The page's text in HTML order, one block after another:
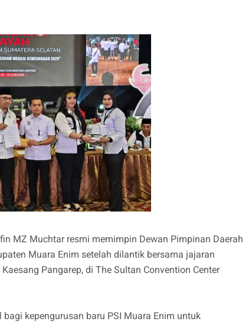
MZ Muchtar resmi memimpin Dewan Pimpinan Daerah
Muara Enim setelah dilantik bersama jajaran
Pangarep, di The Sultan Convention Center
kepengurusan baru PSI Muara Enim untuk